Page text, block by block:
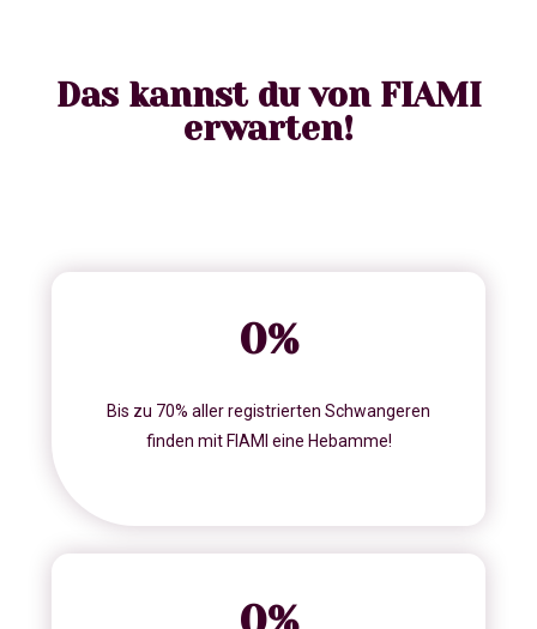
Das kannst du von FIAMI
erwarten!
0%
Bis zu 70% aller registrierten Schwangeren
finden mit FIAMI eine Hebamme!